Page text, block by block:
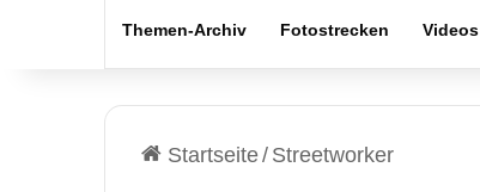
Themen-Archiv Fotostrecken Videos
Startseite/ Streetworker